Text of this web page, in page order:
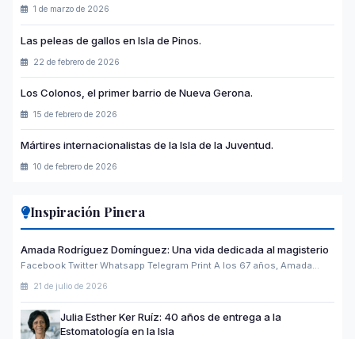
1 de marzo de 2026
Las peleas de gallos en Isla de Pinos.
22 de febrero de 2026
Los Colonos, el primer barrio de Nueva Gerona.
15 de febrero de 2026
Mártires internacionalistas de la Isla de la Juventud.
10 de febrero de 2026
Inspiración Pinera
Amada Rodríguez Domínguez: Una vida dedicada al magisterio
Facebook Twitter Whatsapp Telegram Print A los 67 años, Amada…
21 de julio de 2026
Julia Esther Ker Ruíz: 40 años de entrega a la
Estomatología en la Isla